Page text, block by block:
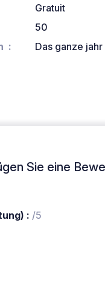
Gratuit
50
Das ganze
Sie eine
: /5